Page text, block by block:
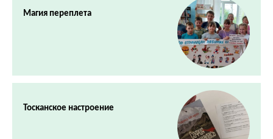
Магия переплета
Тосканское настроение